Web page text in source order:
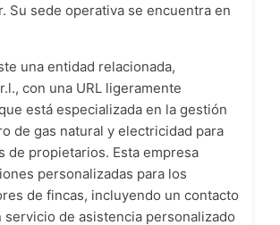
Su sede operativa se encuentra en
una entidad relacionada,
con una URL ligeramente
está especializada en la gestión
de gas natural y electricidad para
de propietarios. Esta empresa
personalizadas para los
de fincas, incluyendo un contacto
servicio de asistencia personalizado